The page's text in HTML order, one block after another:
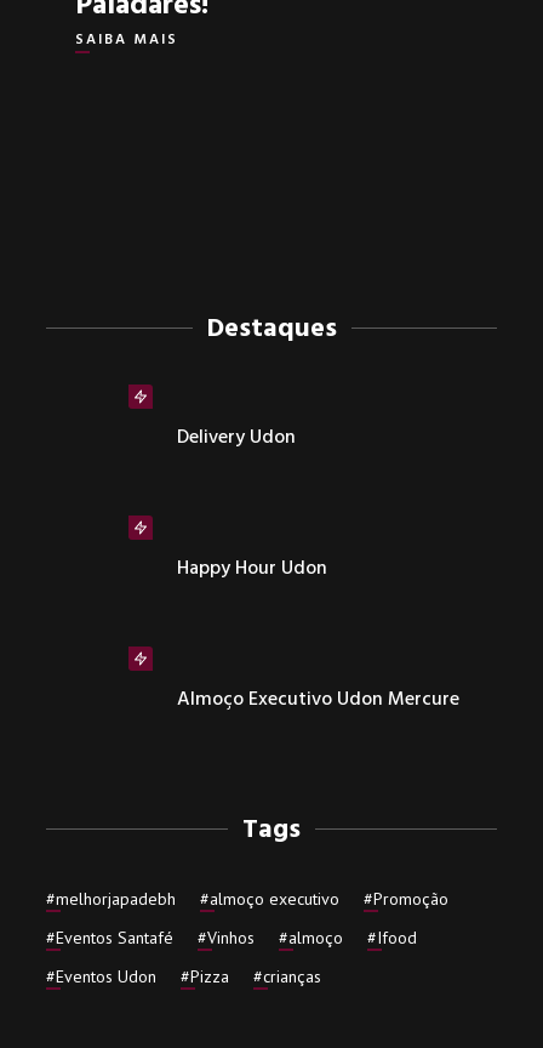
SAIBA MAIS
Destaques
Delivery Udon
Happy Hour Udon
Almoço Executivo Udon Mercure
Tags
#melhorjapadebh #almoço executivo #Promoção
#Eventos Santafé #Vinhos #almoço #Ifood
#Eventos Udon #Pizza #crianças